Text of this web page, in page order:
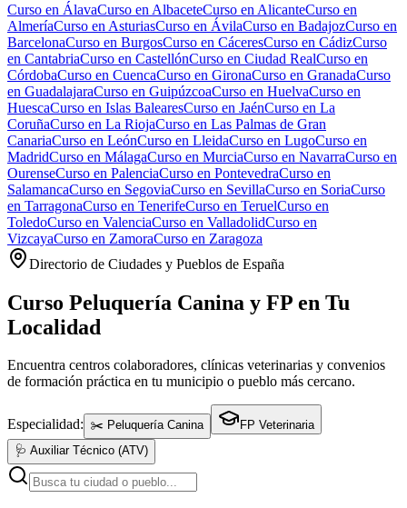
Curso en ÁlavaCurso en AlbaceteCurso en AlicanteCurso en
AlmeríaCurso en AsturiasCurso en ÁvilaCurso en BadajozCurso en
BarcelonaCurso en BurgosCurso en CáceresCurso en CádizCurso
en CantabriaCurso en CastellónCurso en Ciudad RealCurso en
CórdobaCurso en CuencaCurso en GironaCurso en GranadaCurso
en GuadalajaraCurso en GuipúzcoaCurso en HuelvaCurso en
HuescaCurso en Islas BalearesCurso en JaénCurso en La
CoruñaCurso en La RiojaCurso en Las Palmas de Gran
CanariaCurso en LeónCurso en LleidaCurso en LugoCurso en
MadridCurso en MálagaCurso en MurciaCurso en NavarraCurso en
OurenseCurso en PalenciaCurso en PontevedraCurso en
SalamancaCurso en SegoviaCurso en SevillaCurso en SoriaCurso
en TarragonaCurso en TenerifeCurso en TeruelCurso en
ToledoCurso en ValenciaCurso en ValladolidCurso en
VizcayaCurso en ZamoraCurso en Zaragoza
Directorio de Ciudades y Pueblos de España
Curso Peluquería Canina y FP en Tu
Localidad
Encuentra centros colaboradores, clínicas veterinarias y convenios
de formación práctica en tu municipio o pueblo más cercano.
Especialidad: ✂️ Peluquería Canina
FP Veterinaria
🩺 Auxiliar Técnico (ATV)